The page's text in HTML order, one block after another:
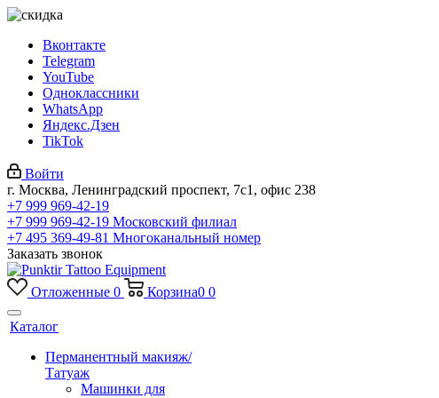
Вконтакте
Telegram
YouTube
Одноклассники
WhatsApp
Яндекс.Дзен
TikTok
Войти
г. Москва, Ленинградский проспект, 7с1, офис 238
+7 999 969-42-19
+7 999 969-42-19 Московский филиал
+7 495 369-49-81 Многоканальный номер
Заказать звонок
Отложенные 0 Корзина0 0
Каталог
Перманентный макияж/
Татуаж
Машинки для